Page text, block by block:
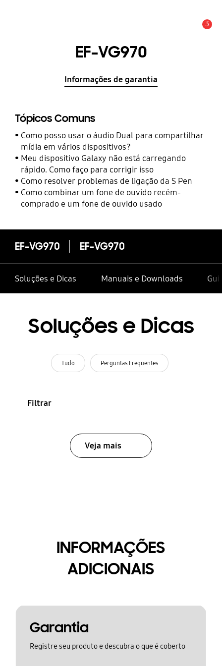
3
EF-VG970
Informações de garantia
Tópicos Comuns
Como posso usar o áudio Dual para compartilhar
mídia em vários dispositivos?
Meu dispositivo Galaxy não está carregando
rápido. Como faço para corrigir isso
Como resolver problemas de ligação da S Pen
Como combinar um fone de ouvido recém-
comprado e um fone de ouvido usado
EF-VG970 EF-VG970
Soluções e Dicas Manuais e Downloads
Soluções e Dicas
Tudo Perguntas Frequentes
Filtrar
Veja mais
INFORMAÇÕES
ADICIONAIS
Garantia
Registre seu produto e descubra o que é coberto